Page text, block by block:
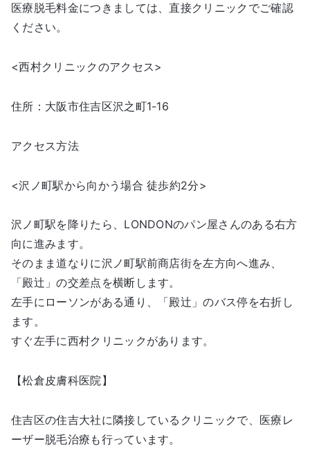
医療脱毛料金につきましては、直接クリニックでご確認
ください。
<西村クリニックのアクセス>
住所：大阪市住吉区沢之町1-16
アクセス方法
<沢ノ町駅から向かう場合 徒歩約2分>
沢ノ町駅を降りたら、LONDONのパン屋さんのある右方
向に進みます。
そのまま道なりに沢ノ町駅前商店街を左方向へ進み、
「殿辻」の交差点を横断します。
左手にローソンがある通り、「殿辻」のバス停を右折し
ます。
すぐ左手に西村クリニックがあります。
【松倉皮膚科医院】
住吉区の住吉大社に隣接しているクリニックで、医療レ
ーザー脱毛治療も行っています。